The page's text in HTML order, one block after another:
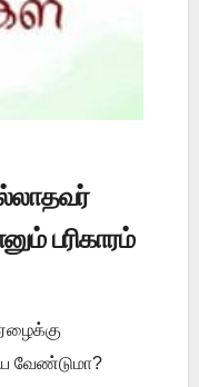
பரிகாரம்
வேண்டுமா?